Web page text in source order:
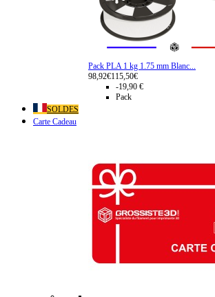
Pack PLA 1 kg 1.75 mm Blanc...
98,92€115,50€
-19,90 €
Pack
SOLDES
Carte Cadeau